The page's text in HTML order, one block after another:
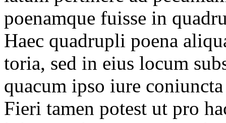
poenamque fuisse in
Haec quadrupli poena
toria, sed in eius locum
quacum ipso iure
Fieri tamen potest ut pro